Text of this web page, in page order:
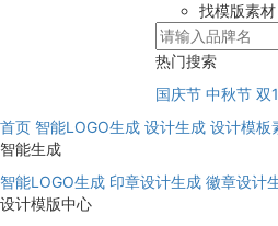
找模版素材
热门搜索
国庆节 中秋节 双
首页 智能LOGO生成 设计生成 设计模板
智能生成
智能LOGO生成 印章设计生成 徽章设计
设计模版中心